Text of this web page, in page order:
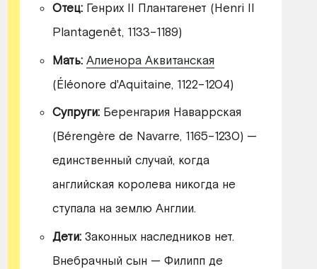
Отец:Генрих II Плантагенет (Henri II
Plantagenêt, 1133–1189)
Мать: Алиенора Аквитанская
(Éléonore d'Aquitaine, 1122–1204)
Супруги:Беренгария Наваррская
(Bérengère de Navarre, 1165–1230) —
единственный случай, когда
английская королева никогда не
ступала на землю Англии.
Дети:Законных наследников нет.
Внебрачный сын — Филипп де